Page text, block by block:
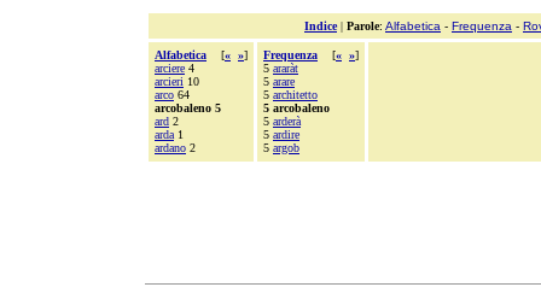
Indice| Parole: Alfabetica - Frequenza -
Alfabetica [« »]
arciere 4
arcieri 10
arco 64
arcobaleno 5
ard 2
arda 1
ardano 2
Frequenza [« »]
5 araràt
5 arare
5 architetto
5 arcobaleno
5 arderà
5 ardire
5 argob